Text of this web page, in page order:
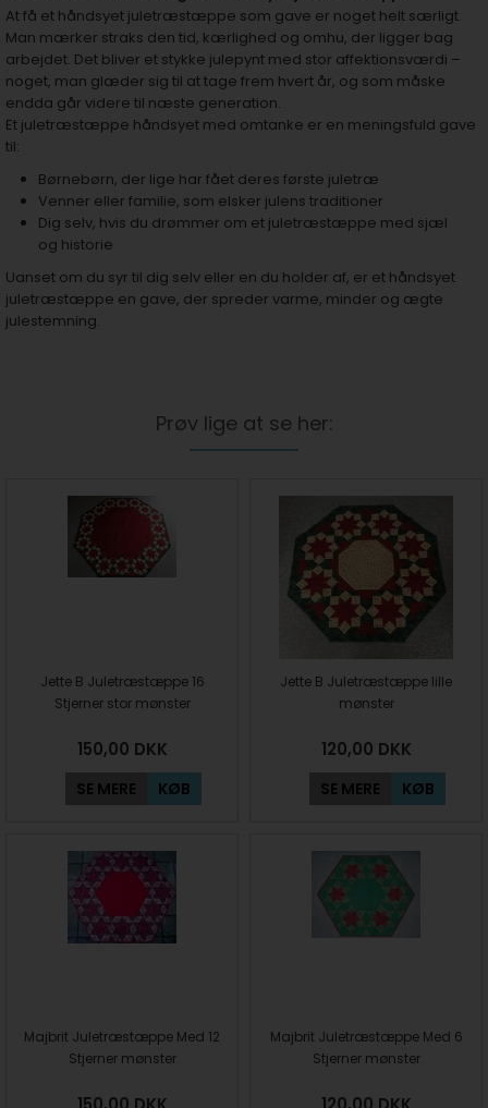
At få et håndsyet juletræstæppe som gave er noget helt særligt.
Man mærker straks den tid, kærlighed og omhu, der ligger bag
arbejdet. Det bliver et stykke julepynt med stor affektionsværdi –
noget, man glæder sig til at tage frem hvert år, og som måske
endda går videre til næste generation.
Et juletræstæppe håndsyet med omtanke er en meningsfuld gave
til:
Børnebørn, der lige har fået deres første juletræ
Venner eller familie, som elsker julens traditioner
Dig selv, hvis du drømmer om et juletræstæppe med sjæl
og historie
Uanset om du syr til dig selv eller en du holder af, er et håndsyet
juletræstæppe en gave, der spreder varme, minder og ægte
julestemning.
Prøv lige at se her:
Jette B Juletræstæppe 16
Stjerner stor mønster
150,00 DKK
SE MERE KØB
Jette B Juletræstæppe lille
mønster
120,00 DKK
SE MERE KØB
Majbrit Juletræstæppe Med 12
Stjerner mønster
Majbrit Juletræstæppe Med 6
Stjerner mønster